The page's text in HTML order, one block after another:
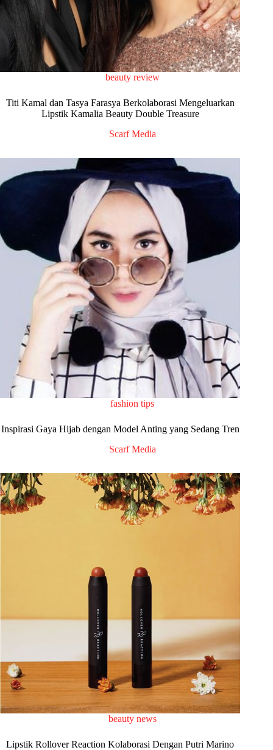
beauty review
Titi Kamal dan Tasya Farasya Berkolaborasi Mengeluarkan
Lipstik Kamalia Beauty Double Treasure
Scarf Media
fashion tips
Inspirasi Gaya Hijab dengan Model Anting yang Sedang Tren
Scarf Media
beauty news
Lipstik Rollover Reaction Kolaborasi Dengan Putri Marino